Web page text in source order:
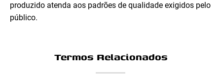
produzido atenda aos padrões de qualidade exigidos pelo
público.
Termos Relacionados